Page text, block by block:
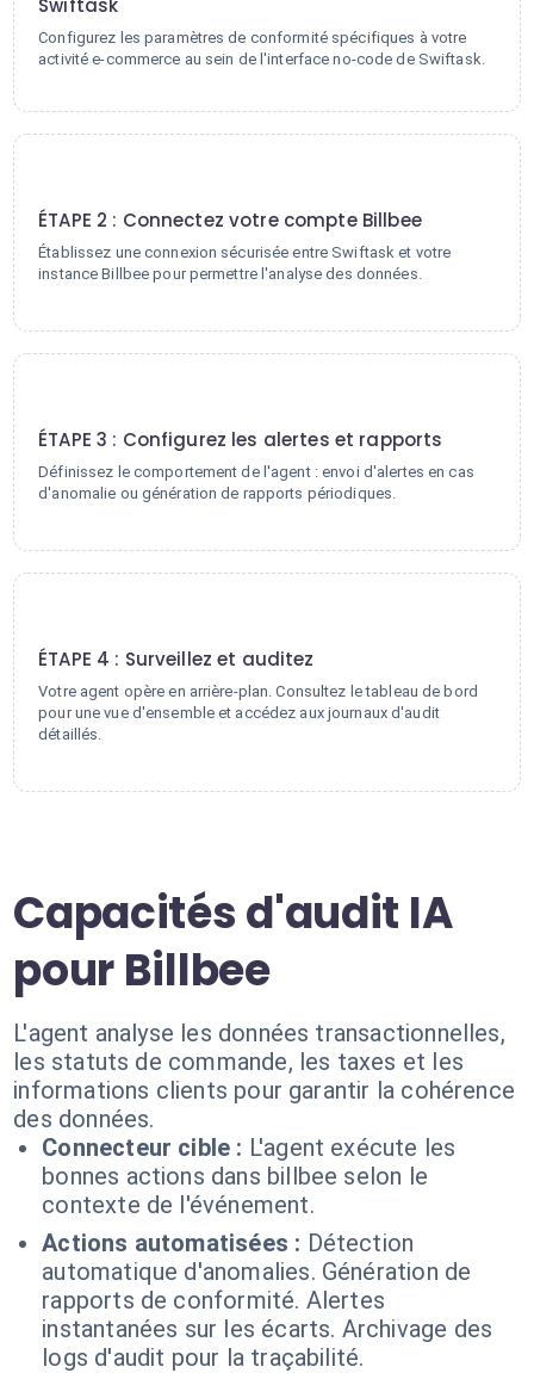
Swiftask
Configurez les paramètres de conformité spécifiques à votre
activité e-commerce au sein de l'interface no-code de Swiftask.
ÉTAPE 2 : Connectez votre compte Billbee
Établissez une connexion sécurisée entre Swiftask et votre
instance Billbee pour permettre l'analyse des données.
ÉTAPE 3 : Configurez les alertes et rapports
Définissez le comportement de l'agent : envoi d'alertes en cas
d'anomalie ou génération de rapports périodiques.
ÉTAPE 4 : Surveillez et auditez
Votre agent opère en arrière-plan. Consultez le tableau de bord
pour une vue d'ensemble et accédez aux journaux d'audit
détaillés.
Capacités d'audit IA
pour Billbee
L'agent analyse les données transactionnelles,
les statuts de commande, les taxes et les
informations clients pour garantir la cohérence
des données.
Connecteur cible : L'agent exécute les
bonnes actions dans billbee selon le
contexte de l'événement.
Actions automatisées : Détection
automatique d'anomalies. Génération de
rapports de conformité. Alertes
instantanées sur les écarts. Archivage des
logs d'audit pour la traçabilité.